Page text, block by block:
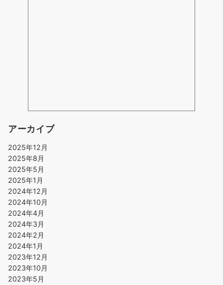
アーカイブ
2025年12月
2025年8月
2025年5月
2025年1月
2024年12月
2024年10月
2024年4月
2024年3月
2024年2月
2024年1月
2023年12月
2023年10月
2023年5月